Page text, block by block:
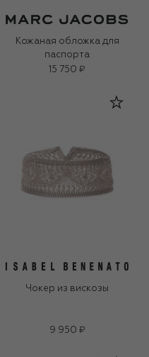
Кожаная обложка для
паспорта
15 750 ₽
Чокер из вискозы
9 950 ₽